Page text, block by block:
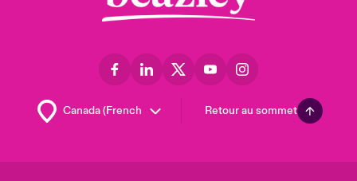
Retour au sommet